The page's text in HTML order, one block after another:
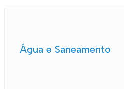
Água e Saneamento